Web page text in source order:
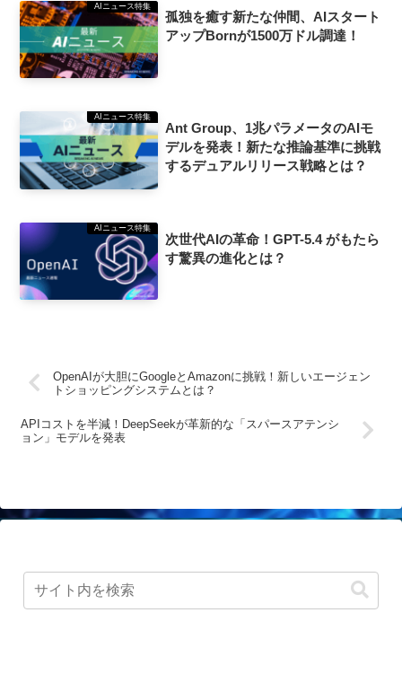
AIニュース特集
孤独を癒す新たな仲間、AIスタート
アップBornが1500万ドル調達！
AIニュース特集
Ant Group、1兆パラメータのAIモ
デルを発表！新たな推論基準に挑戦
するデュアルリリース戦略とは？
AIニュース特集
次世代AIの革命！GPT-5.4 がもたら
す驚異の進化とは？
OpenAIが大胆にGoogleとAmazonに挑戦！新しいエージェン
トショッピングシステムとは？
APIコストを半減！DeepSeekが革新的な「スパースアテンシ
ョン」モデルを発表